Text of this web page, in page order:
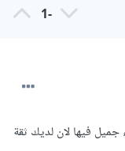
-1
فيها لان لديك ثقة